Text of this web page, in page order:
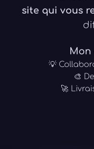
site qui vous
Mon
💡
🎨
🚀